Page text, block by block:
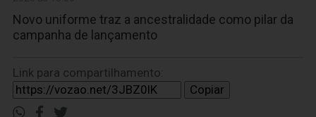
Novo uniforme traz a ancestralidade como pilar da
campanha de lançamento
Link para compartilhamento:
Copiar